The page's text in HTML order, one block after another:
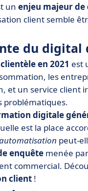
un enjeu majeur
client semble
du
en 2021 est
les
et un service client
problématiques.
digitale
est la place
peut-
enquête menée
commercial.
client !